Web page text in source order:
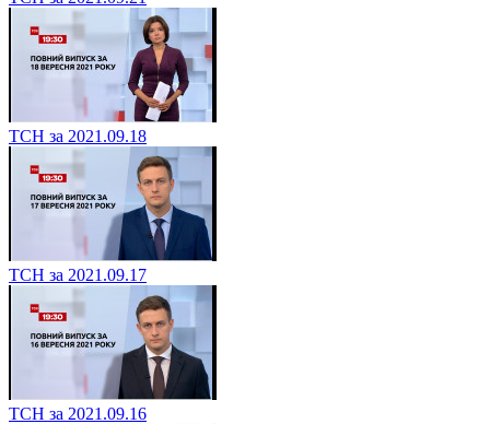
ТСН за 2021.09.18
ТСН за 2021.09.17
ТСН за 2021.09.16